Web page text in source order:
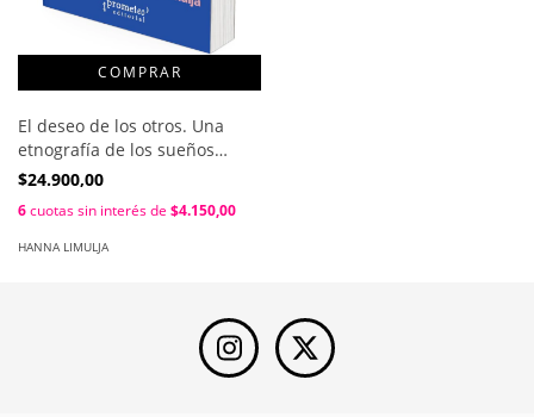
El deseo de los otros. Una
etnografía de los sueños
yanomami / Hanna Limulja
$24.900,00
6cuotas sin interés de $4.150,00
HANNA LIMULJA